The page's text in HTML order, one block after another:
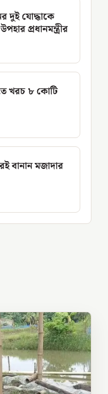
দুই যোদ্ধাকে
প্রধানমন্ত্রীর
খরচ ৮ কোটি
বানান মজাদার